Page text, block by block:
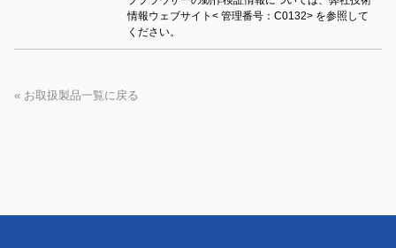
情報ウェブサイト< 管理番号：C0132> を参照して
ください。
« お取扱製品一覧に戻る